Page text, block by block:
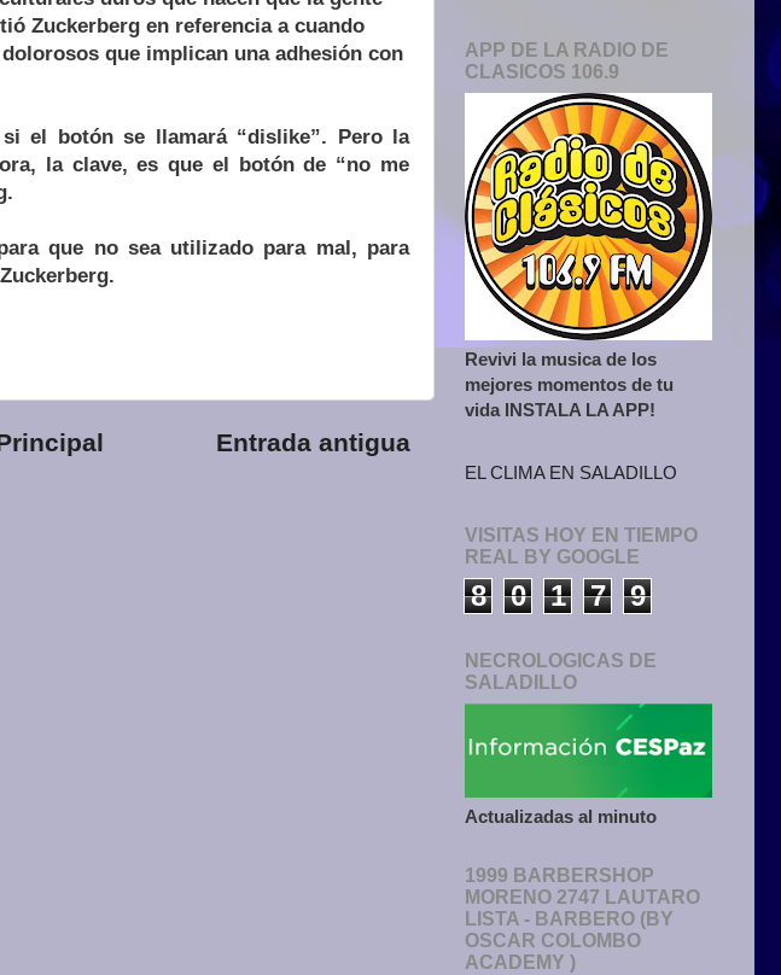
Zuckerberg en referencia a cuando
que implican una adhesión con
el botón se llamará “dislike”. Pero la
la clave, es que el botón de “no me
que no sea utilizado para mal, para
Entrada antigua
APP DE LA RADIO DE
CLASICOS 106.9
Revivi la musica de los
mejores momentos de tu
vida INSTALA LA APP!
EL CLIMA EN SALADILLO
VISITAS HOY EN TIEMPO
REAL BY GOOGLE
8 0 1 7 9
NECROLOGICAS DE
SALADILLO
Actualizadas al minuto
1999 BARBERSHOP
MORENO 2747 LAUTARO
LISTA - BARBERO (BY
OSCAR COLOMBO
ACADEMY )